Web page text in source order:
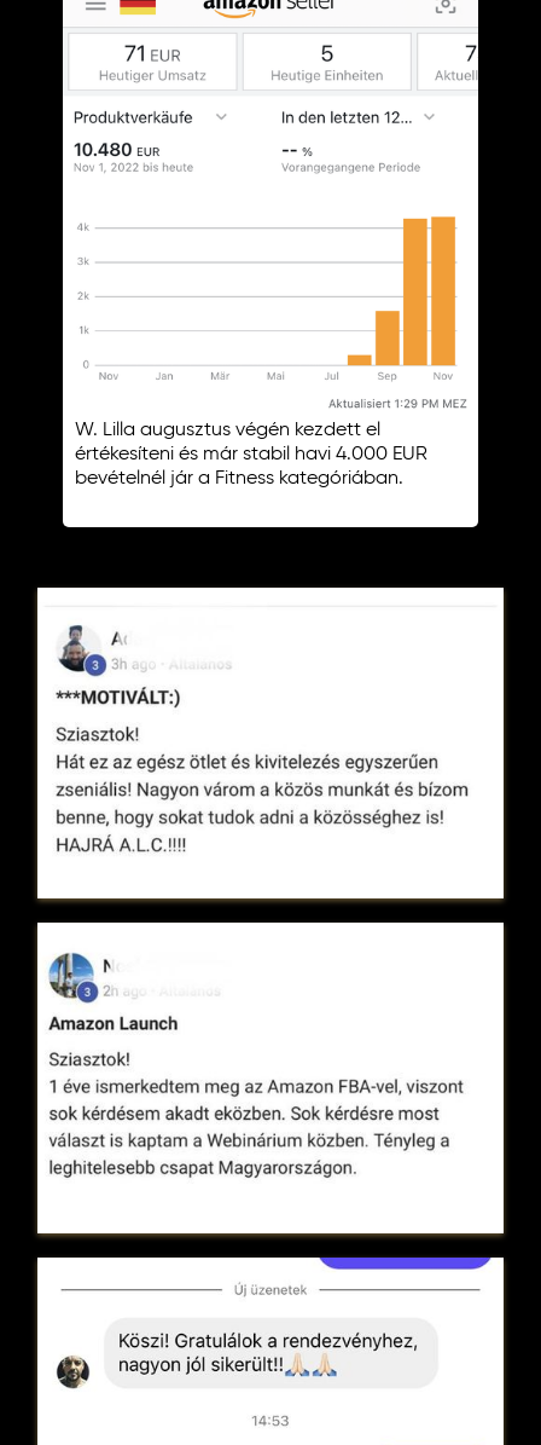
W. Lilla augusztus végén kezdett el
értékesíteni és már stabil havi 4.000 EUR
bevételnél jár a Fitness kategóriában.